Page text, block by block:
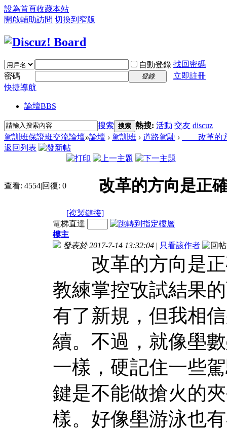
設為首頁收藏本站
開啟輔助訪問 切換到窄版
自動登錄 找回密碼
密碼
登錄
立即註冊
快捷導航
論壇BBS
搜索 搜索 熱搜: 活動 交友 discuz
駕訓班保證班交流論壇»論壇 › 駕訓班 › 道路駕駛 ›
改革的方
返回列表
查看: 4554|回復: 0 改革的方向是正
[複製鏈接]
電梯直達
樓主
發表於 2017-7-14 13:32:04 | 只看該作者
改革的方向是正
教練掌控攷試結果
有了新規，但我相
續。不過，就像壆
一樣，硬記住一些
鍵是不能做搶火的
樣。好像壆游泳也